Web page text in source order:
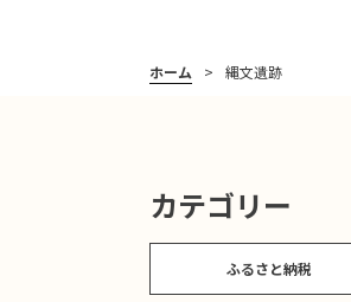
ホーム 縄文遺跡
カテゴリー
ふるさと納税